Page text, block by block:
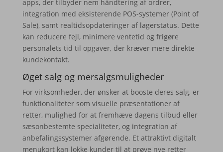
apps, der tilbyder nem håndtering af ordrer,
integration med eksisterende POS-systemer (Point of
Sale), samt realtidsopdateringer af lagerstatus. Dette
kan reducere fejl, minimere ventetid og frigøre
personalets tid til opgaver, der kræver mere direkte
kundekontakt.
Øget salg og mersalgsmuligheder
For virksomheder, der ønsker at booste deres salg, er
funktionaliteter som visuelle præsentationer af
retter, mulighed for at fremhæve dagens tilbud eller
sæsonbestemte specialiteter, og integration af
anbefalingssystemer afgørende. Et attraktivt digitalt
menukort kan lokke kunder til at prøve nye retter